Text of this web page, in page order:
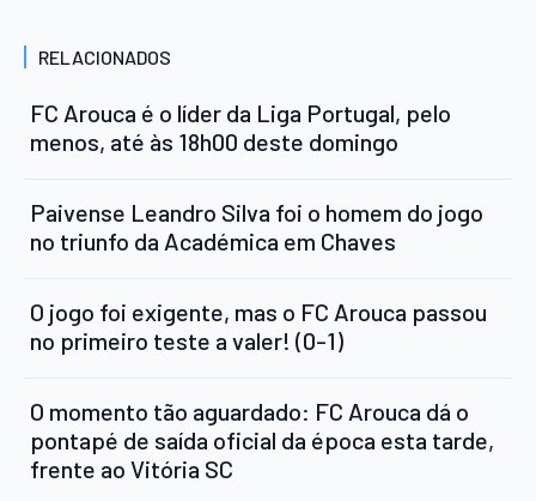
RELACIONADOS
FC Arouca é o líder da Liga Portugal, pelo
menos, até às 18h00 deste domingo
Paivense Leandro Silva foi o homem do jogo
no triunfo da Académica em Chaves
O jogo foi exigente, mas o FC Arouca passou
no primeiro teste a valer! (0-1)
O momento tão aguardado: FC Arouca dá o
pontapé de saída oficial da época esta tarde,
frente ao Vitória SC